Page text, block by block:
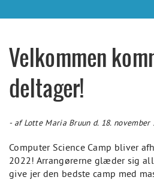
Velkommen
deltager!
- af Lotte Maria Bruun d. 18. november
Computer Science Camp bliver
2022! Arrangørerne glæder sig
give jer den bedste camp med